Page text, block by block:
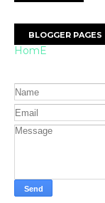
BLOGGER PAGES
HomE